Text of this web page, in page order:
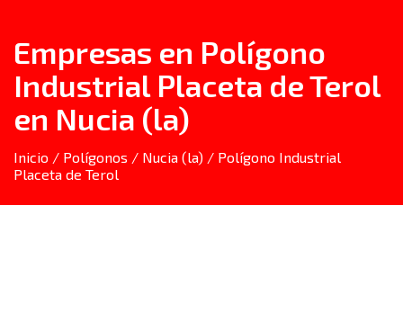
Empresas en Polígono
Industrial Placeta de Terol
en Nucia (la)
Inicio / Polígonos / Nucia (la) / Polígono Industrial
Placeta de Terol